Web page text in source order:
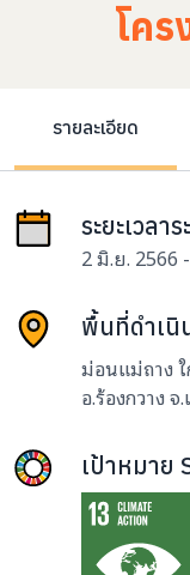
โคร
รายละเอียด
ระยะเวลา
2 มิ.ย. 2566
พื้นที่ดำเนิ
ม่อนแม่ถาง
อ.ร้องกวาง
เป้าหมาย